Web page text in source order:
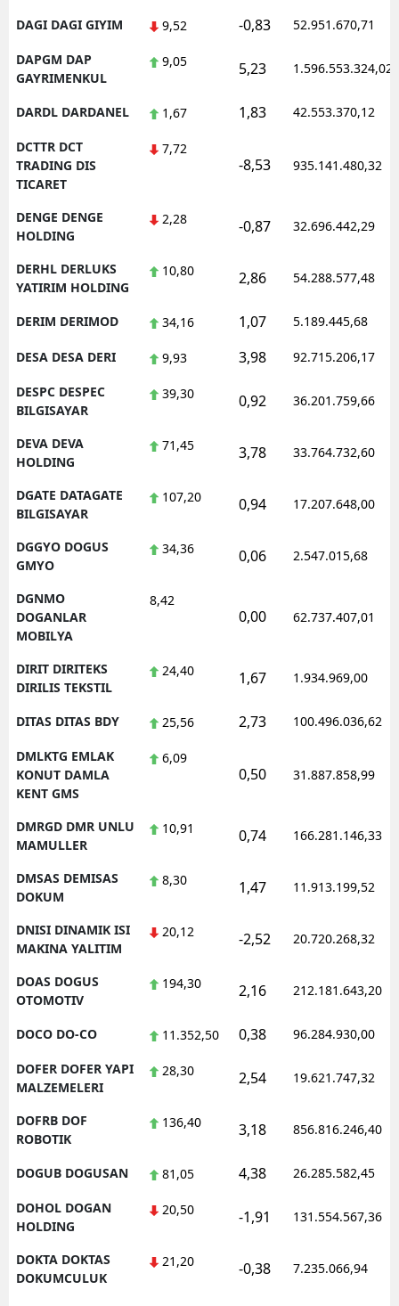
DAGI DAGI GIYIM 9,52 -0,83 52.951.670,71
DAPGM DAP
GAYRIMENKUL
9,05 5,23 1.596.553.324,02
DARDL DARDANEL 1,67 1,83 42.553.370,12
DCTTR DCT
TRADING DIS
TICARET
7,72
-8,53 935.141.480,32
DENGE DENGE
HOLDING
2,28 -0,87 32.696.442,29
DERHL DERLUKS
YATIRIM HOLDING
10,80 2,86 54.288.577,48
DERIM DERIMOD 34,16 1,07 5.189.445,68
DESA DESA DERI 9,93 3,98 92.715.206,17
DESPC DESPEC
BILGISAYAR
39,30 0,92 36.201.759,66
DEVA DEVA
HOLDING
71,45 3,78 33.764.732,60
DGATE DATAGATE
BILGISAYAR
107,20 0,94 17.207.648,00
DGGYO DOGUS
GMYO
34,36 0,06 2.547.015,68
DGNMO
DOGANLAR
MOBILYA
8,42
0,00 62.737.407,01
DIRIT DIRITEKS
DIRILIS TEKSTIL
24,40 1,67 1.934.969,00
DITAS DITAS BDY 25,56 2,73 100.496.036,62
DMLKTG EMLAK
KONUT DAMLA
KENT GMS
6,09
0,50 31.887.858,99
DMRGD DMR UNLU
MAMULLER
10,91 0,74 166.281.146,33
DMSAS DEMISAS
DOKUM
8,30 1,47 11.913.199,52
DNISI DINAMIK ISI
MAKINA YALITIM
20,12 -2,52 20.720.268,32
DOAS DOGUS
OTOMOTIV
194,30 2,16 212.181.643,20
DOCO DO-CO 11.352,50 0,38 96.284.930,00
DOFER DOFER YAPI
MALZEMELERI
28,30 2,54 19.621.747,32
DOFRB DOF
ROBOTIK
136,40 3,18 856.816.246,40
DOGUB DOGUSAN 81,05 4,38 26.285.582,45
DOHOL DOGAN
HOLDING
20,50 -1,91 131.554.567,36
DOKTA DOKTAS
DOKUMCULUK
21,20 -0,38 7.235.066,94